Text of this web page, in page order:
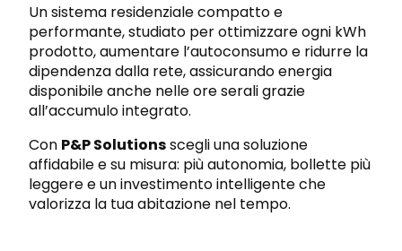
Un sistema residenziale compatto e
performante, studiato per ottimizzare ogni kWh
prodotto, aumentare l’autoconsumo e ridurre la
dipendenza dalla rete, assicurando energia
disponibile anche nelle ore serali grazie
all’accumulo integrato.
Con P&P Solutionsscegli una soluzione
affidabile e su misura: più autonomia, bollette più
leggere e un investimento intelligente che
valorizza la tua abitazione nel tempo.